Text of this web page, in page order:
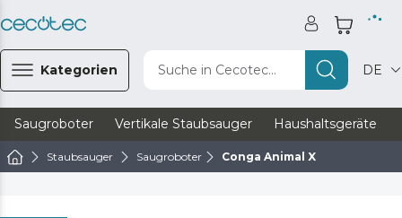
Kategorien Suche in Cecotec... DE
Saugroboter Vertikale Staubsauger Haushaltsgeräte
Staubsauger Saugroboter Conga Animal X